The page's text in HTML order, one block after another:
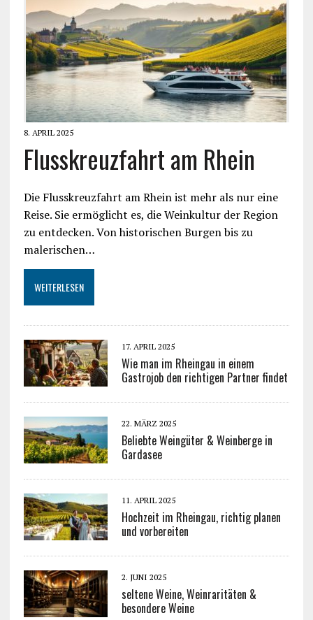
8. APRIL 2025
Flusskreuzfahrt am Rhein
Die Flusskreuzfahrt am Rhein ist mehr als nur eine
Reise. Sie ermöglicht es, die Weinkultur der Region
zu entdecken. Von historischen Burgen bis zu
malerischen…
WEITERLESEN
17. APRIL 2025
Wie man im Rheingau in einem
Gastrojob den richtigen Partner findet
22. MÄRZ 2025
Beliebte Weingüter & Weinberge in
Gardasee
11. APRIL 2025
Hochzeit im Rheingau, richtig planen
und vorbereiten
2. JUNI 2025
seltene Weine, Weinraritäten &
besondere Weine